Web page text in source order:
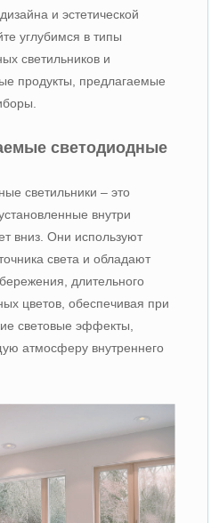
и эстетической
углубимся в типы
светильников и
продукты, предлагаемые
светодиодные
светильники – это
внутри
вниз. Они используют
света и обладают
длительного
цветов, обеспечивая при
световые эффекты,
атмосферу внутреннего